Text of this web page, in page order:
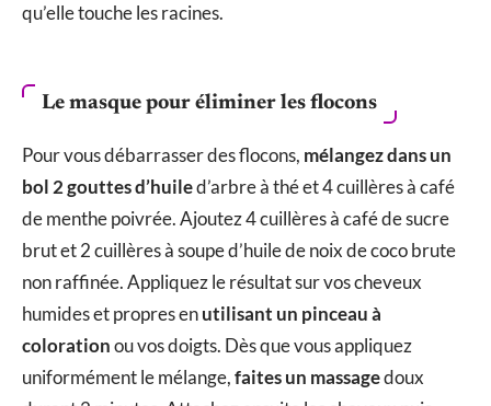
qu’elle touche les racines.
Le masque pour éliminer les flocons
Pour vous débarrasser des flocons, mélangez dans un
bol 2 gouttes d’huiled’arbre à thé et 4 cuillères à café
de menthe poivrée. Ajoutez 4 cuillères à café de sucre
brut et 2 cuillères à soupe d’huile de noix de coco brute
non raffinée. Appliquez le résultat sur vos cheveux
humides et propres enutilisant un pinceau à
colorationou vos doigts. Dès que vous appliquez
uniformément le mélange,faites un massagedoux